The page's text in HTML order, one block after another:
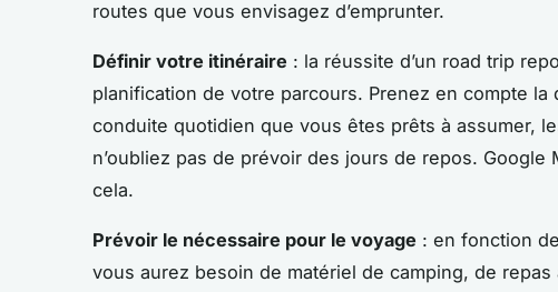
routes que vous envisagez d’emprunter.
Définir votre itinéraire : la réussite d’un road trip
planification de votre parcours. Prenez en compte la
conduite quotidien que vous êtes prêts à assumer,
n’oubliez pas de prévoir des jours de repos.
cela.
Prévoir le nécessaire pour le voyage : en fonction
vous aurez besoin de matériel de camping, de